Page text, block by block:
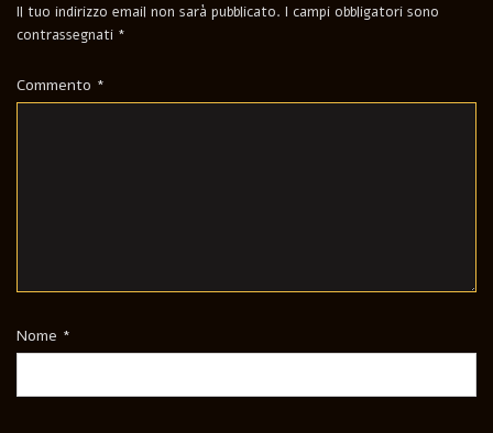
Il tuo indirizzo email non sarà pubblicato. I campi obbligatori sono
contrassegnati *
Commento *
Nome *